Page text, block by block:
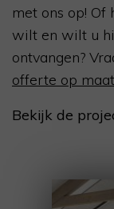
met ons op!
wilt en wilt u
ontvangen?
offerte op maat
Bekijk de